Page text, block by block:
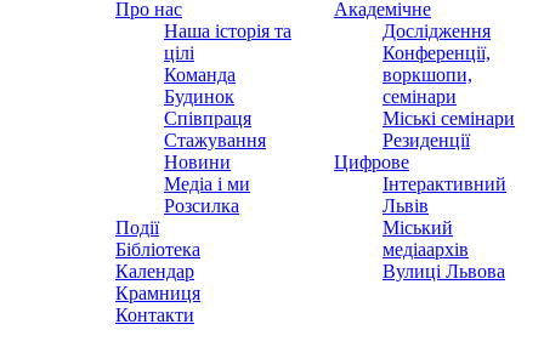
Про нас
Наша історія та
цілі
Команда
Будинок
Співпраця
Стажування
Новини
Медіа і ми
Розсилка
Події
Бібліотека
Календар
Крамниця
Контакти
Академічне
Дослідження
Конференції,
воркшопи,
семінари
Міські семінари
Резиденції
Цифрове
Інтерактивний
Львів
Міський
медіаархів
Вулиці Львова